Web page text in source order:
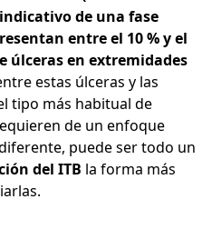
de una fase
entre el 10 % y el
úlceras en extremidades
estas úlceras y las
tipo más habitual de
de un enfoque
puede ser todo un
del ITB la forma más